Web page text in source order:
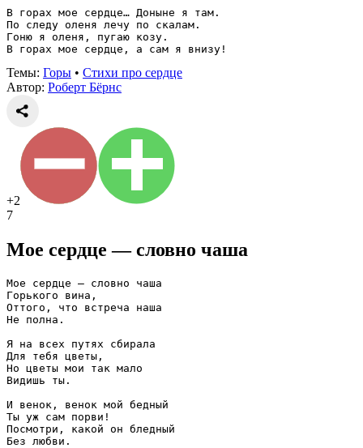
В горах мое сердце… Доныне я там.
По следу оленя лечу по скалам.
Гоню я оленя, пугаю козу.
В горах мое сердце, а сам я внизу!
Темы: Горы • Стихи про сердце
Автор: Роберт Бёрнс
+2
7
Мое сердце — словно чаша
Мое сердце — словно чаша
Горького вина,
Оттого, что встреча наша
Не полна.
Я на всех путях сбирала
Для тебя цветы,
Но цветы мои так мало
Видишь ты.
И венок, венок мой бедный
Ты уж сам порви!
Посмотри, какой он бледный
Без любви.